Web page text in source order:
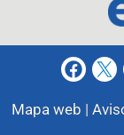
Mapa web |